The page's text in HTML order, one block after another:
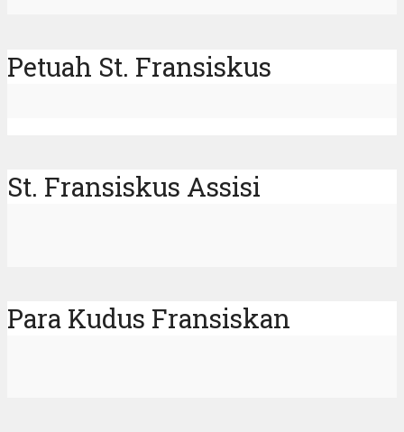
Petuah St. Fransiskus
St. Fransiskus Assisi
Para Kudus Fransiskan